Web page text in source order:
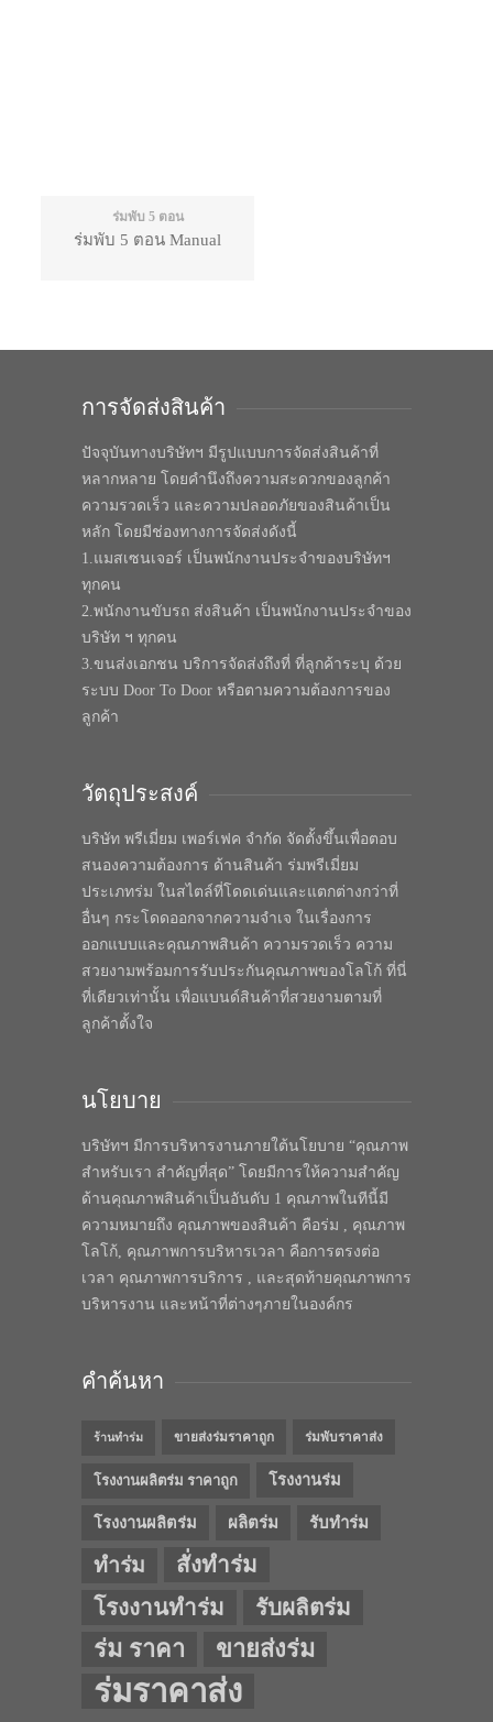
ร่มพับ 5 ตอน
ร่มพับ 5 ตอน Manual
การจัดส่งสินค้า
ปัจจุบันทางบริษัทฯ มีรูปแบบการจัดส่งสินค้าที่
หลากหลาย โดยคำนึงถึงความสะดวกของลูกค้า
ความรวดเร็ว และความปลอดภัยของสินค้าเป็น
หลัก โดยมีช่องทางการจัดส่งดังนี้
1.แมสเซนเจอร์ เป็นพนักงานประจำของบริษัทฯ
ทุกคน
2.พนักงานขับรถ ส่งสินค้า เป็นพนักงานประจำของ
บริษัท ฯ ทุกคน
3.ขนส่งเอกชน บริการจัดส่งถึงที่ ที่ลูกค้าระบุ ด้วย
ระบบ Door To Door หรือตามความต้องการของ
ลูกค้า
วัตถุประสงค์
บริษัท พรีเมี่ยม เพอร์เฟค จำกัด จัดตั้งขึ้นเพื่อตอบ
สนองความต้องการ ด้านสินค้า ร่มพรีเมี่ยม
ประเภทร่ม ในสไตล์ที่โดดเด่นและแตกต่างกว่าที่
อื่นๆ กระโดดออกจากความจำเจ ในเรื่องการ
ออกแบบและคุณภาพสินค้า ความรวดเร็ว ความ
สวยงามพร้อมการรับประกันคุณภาพของโลโก้ ที่นี่
ที่เดียวเท่านั้น เพื่อแบนด์สินค้าที่สวยงามตามที่
ลูกค้าตั้งใจ
นโยบาย
บริษัทฯ มีการบริหารงานภายใต้นโยบาย “คุณภาพ
สำหรับเรา สำคัญที่สุด” โดยมีการให้ความสำคัญ
ด้านคุณภาพสินค้าเป็นอันดับ 1 คุณภาพในทีนี้มี
ความหมายถึง คุณภาพของสินค้า คือร่ม , คุณภาพ
โลโก้, คุณภาพการบริหารเวลา คือการตรงต่อ
เวลา คุณภาพการบริการ , และสุดท้ายคุณภาพการ
บริหารงาน และหน้าที่ต่างๆภายในองค์กร
คำค้นหา
ร้านทำร่ม ขายส่งร่มราคาถูก ร่มพับราคาส่ง
โรงงานผลิตร่ม ราคาถูก โรงงานร่ม
โรงงานผลิตร่ม ผลิตร่ม รับทำร่ม
ทำร่ม
สั่งทำร่ม
โรงงานทำร่ม
รับผลิตร่ม
ร่ม ราคา ขายส่งร่ม
ร่มราคาส่ง